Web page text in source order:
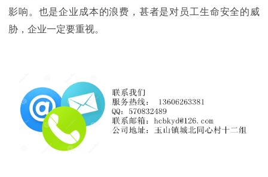
影响。也是企业成本的浪费，甚者是对员工生命安全的威
胁，企业一定要重视。